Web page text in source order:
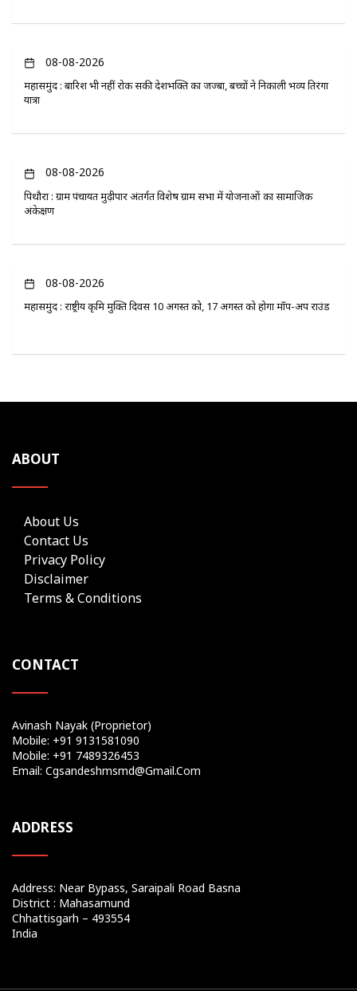
08-08-2026
महासमुंद : बारिश भी नहीं रोक सकी देशभक्ति का जज्बा, बच्चों ने निकाली भव्य तिरंगा
यात्रा
08-08-2026
पिथौरा : ग्राम पंचायत मुढ़ीपार अंतर्गत विशेष ग्राम सभा में योजनाओं का सामाजिक
अंकेक्षण
08-08-2026
महासमुंद : राष्ट्रीय कृमि मुक्ति दिवस 10 अगस्त को, 17 अगस्त को होगा मॉप-अप राउंड
ABOUT
About Us
Contact Us
Privacy Policy
Disclaimer
Terms & Conditions
CONTACT
Avinash Nayak (Proprietor)
Mobile: +91 9131581090
Mobile: +91 7489326453
Email: Cgsandeshmsmd@gmail.com
ADDRESS
Address: Near Bypass, Saraipali Road Basna
District : Mahasamund
Chhattisgarh – 493554
India